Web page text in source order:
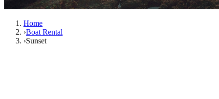
Home
›Boat Rental
›Sunset